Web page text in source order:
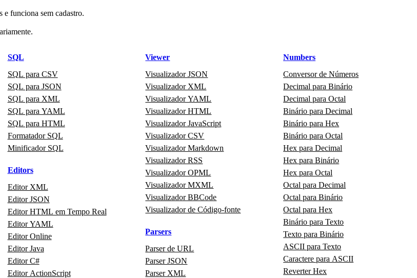
e funciona sem cadastro.
SQL
SQL para CSV
SQL para JSON
SQL para XML
SQL para YAML
SQL para HTML
Formatador SQL
Minificador SQL
Editors
Editor XML
Editor JSON
Editor HTML em Tempo Real
Editor YAML
Editor Online
Editor Java
Editor C#
Editor ActionScript
Viewer
Visualizador JSON
Visualizador XML
Visualizador YAML
Visualizador HTML
Visualizador JavaScript
Visualizador CSV
Visualizador Markdown
Visualizador RSS
Visualizador OPML
Visualizador MXML
Visualizador BBCode
Visualizador de Código‑fonte
Parsers
Parser de URL
Parser JSON
Parser XML
Numbers
Conversor de Números
Decimal para Binário
Decimal para Octal
Binário para Decimal
Binário para Hex
Binário para Octal
Hex para Decimal
Hex para Binário
Hex para Octal
Octal para Decimal
Octal para Binário
Octal para Hex
Binário para Texto
Texto para Binário
ASCII para Texto
Caractere para ASCII
Reverter Hex